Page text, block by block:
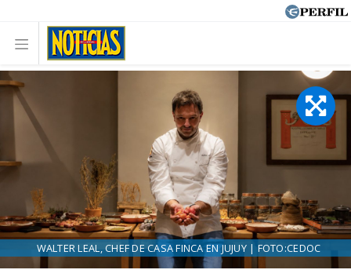
WALTER LEAL, CHEF DE CASA FINCA EN JUJUY | FOTO:CEDOC